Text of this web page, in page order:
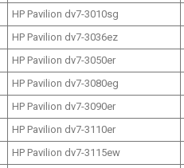
HP Pavilion dv7-3010sg
HP Pavilion dv7-3036ez
HP Pavilion dv7-3050er
HP Pavilion dv7-3080eg
HP Pavilion dv7-3090er
HP Pavilion dv7-3110er
HP Pavilion dv7-3115ew